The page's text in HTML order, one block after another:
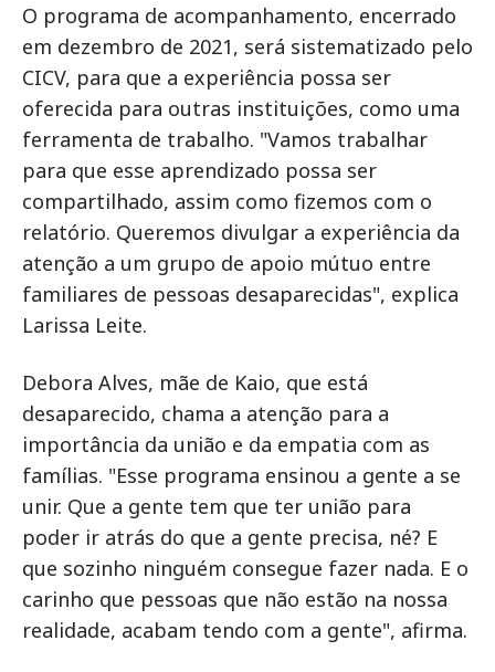
O programa de acompanhamento, encerrado
em dezembro de 2021, será sistematizado pelo
CICV, para que a experiência possa ser
oferecida para outras instituições, como uma
ferramenta de trabalho. "Vamos trabalhar
para que esse aprendizado possa ser
compartilhado, assim como fizemos com o
relatório. Queremos divulgar a experiência da
atenção a um grupo de apoio mútuo entre
familiares de pessoas desaparecidas", explica
Larissa Leite.
Debora Alves, mãe de Kaio, que está
desaparecido, chama a atenção para a
importância da união e da empatia com as
famílias. "Esse programa ensinou a gente a se
unir. Que a gente tem que ter união para
poder ir atrás do que a gente precisa, né? E
que sozinho ninguém consegue fazer nada. E o
carinho que pessoas que não estão na nossa
realidade, acabam tendo com a gente", afirma.